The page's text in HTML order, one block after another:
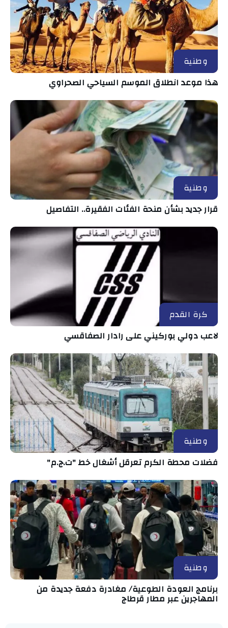
وطنية
هذا موعد انطلاق الموسم السياحي الصحراوي
وطنية
قرار جديد بشأن منحة الفئات الفقيرة.. التفاصيل
كرة القدم
لاعب دولي بوركيني على رادار الصفاقسي
وطنية
فضلات محطة الكرم تعرقل أشغال خط "ت.ج.م"
وطنية
برنامج العودة الطوعية/ مغادرة دفعة جديدة من
المهاجرين عبر مطار قرطاج